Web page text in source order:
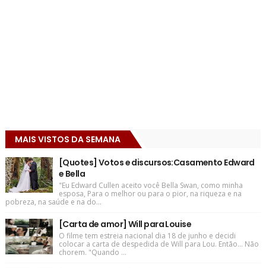
MAIS VISTOS DA SEMANA
[Quotes] Votos e discursos:Casamento Edward
e Bella
"Eu Edward Cullen aceito você Bella Swan, como minha
esposa, Para o melhor ou para o pior, na riqueza e na
pobreza, na saúde e na do...
[Carta de amor] Will para Louise
O filme tem estreia nacional dia 18 de junho e decidi
colocar a carta de despedida de Will para Lou. Então... Não
chorem. "Quando ...